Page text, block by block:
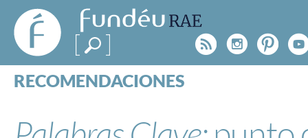
FundéuRAE
- Fundación
del Español
Urgente
Rss
RECOMENDACIONES